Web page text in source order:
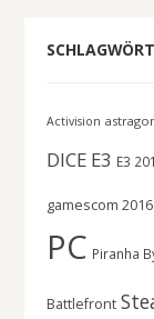
Activision
DICE E3 E3
gamescom 2016
PC Piranha
Battlefront